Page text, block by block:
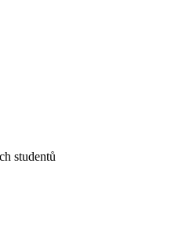
studentů